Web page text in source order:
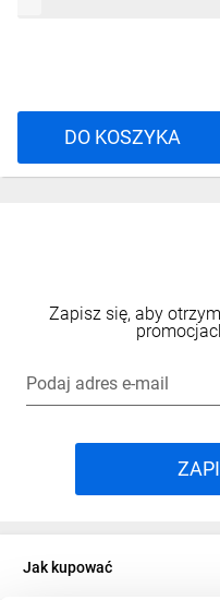
DO KOSZYKA
Zapisz się, aby
Podaj adres e-mail
Jak kupować